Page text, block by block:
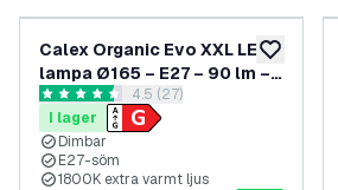
lägg till i
Calex Organic Evo XXL LED-
lampa Ø165 – E27 – 90 lm –
titanfinishöppna recensionspanel
4.5 stjärnbetyg4.5 (27)
I lager
Dimbar
E27-söm
1800K extra varmt ljus